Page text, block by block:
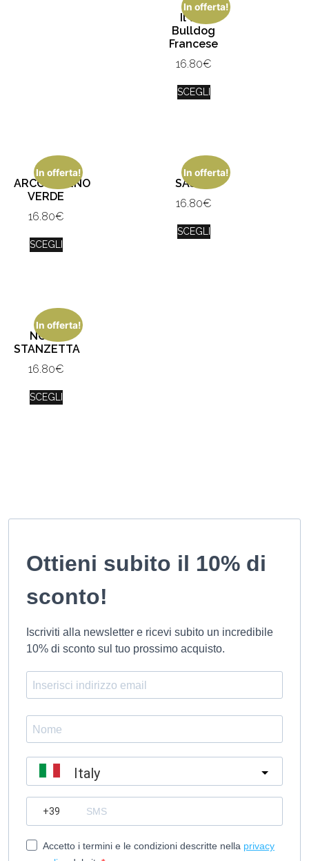
In offerta!
Il tuo
Bulldog
Francese
16.80€
SCEGLI
In offerta!
ARCOBALENO
VERDE
16.80€
SCEGLI
In offerta!
SASHA
16.80€
SCEGLI
In offerta!
NOME
STANZETTA
16.80€
SCEGLI
Ottieni subito il 10% di
sconto!
Iscriviti alla newsletter e ricevi subito un incredibile
10% di sconto sul tuo prossimo acquisto.
Italy
Accetto i termini e le condizioni descritte nella privacy